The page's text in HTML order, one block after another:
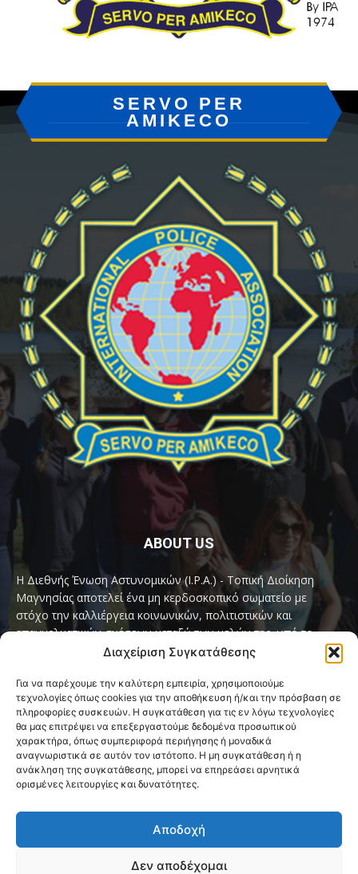
Διαχείριση Συγκατάθεσης
Για να παρέχουμε την καλύτερη εμπειρία, χρησιμοποιούμε
τεχνολογίες όπως cookies για την αποθήκευση ή/και την πρόσβαση σε
πληροφορίες συσκευών. Η συγκατάθεση για τις εν λόγω τεχνολογίες
θα μας επιτρέψει να επεξεργαστούμε δεδομένα προσωπικού
χαρακτήρα, όπως συμπεριφορά περιήγησης ή μοναδικά
αναγνωριστικά σε αυτόν τον ιστότοπο. Η μη συγκατάθεση ή η
ανάκληση της συγκατάθεσης, μπορεί να επηρεάσει αρνητικά
ορισμένες λειτουργίες και δυνατότητες.
Αποδοχή
Δεν αποδέχομαι
SERVO PER
AMIKECO
ABOUT US
Η Διεθνής Ένωση Αστυνομικών (I.P.A.) - Τοπική Διοίκηση
Μαγνησίας αποτελεί ένα μη κερδοσκοπικό σωματείο με
στόχο την καλλιέργεια κοινωνικών, πολιτιστικών και
επαγγελματικών σχέσεων μεταξύ των μελών της, υπό το
παγκόσμιο σύνθημα «Servo per Amikeco» (Υπηρετώ δια της
Contact us:ipamagnesia@gmail.com
FOLLOW US